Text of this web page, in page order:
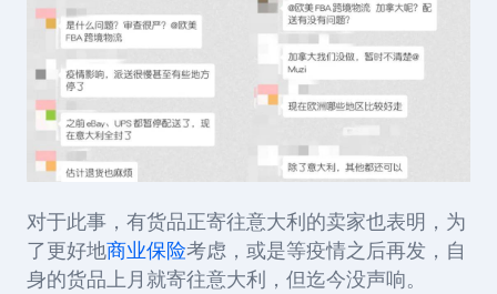
对于此事，有货品正寄往意大利的卖家也表明，为
了更好地商业保险考虑，或是等疫情之后再发，自
身的货品上月就寄往意大利，但迄今没声响。